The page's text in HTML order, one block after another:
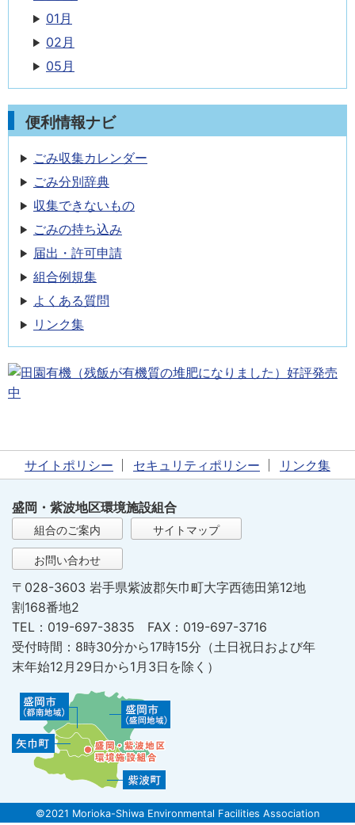
01月
02月
05月
便利情報ナビ
ごみ収集カレンダー
ごみ分別辞典
収集できないもの
ごみの持ち込み
届出・許可申請
組合例規集
よくある質問
リンク集
サイトポリシー セキュリティポリシー リンク集
盛岡・紫波地区環境施設組合
組合のご案内 サイトマップ
お問い合わせ
〒028-3603 岩手県紫波郡矢巾町大字西徳田第12地
割168番地2
TEL：019-697-3835 FAX：019-697-3716
受付時間：8時30分から17時15分（土日祝日および年
末年始12月29日から1月3日を除く）
©2021 Morioka-Shiwa Environmental Facilities Association